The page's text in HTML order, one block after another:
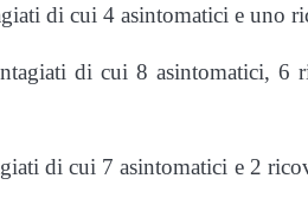
di cui 4 asintomatici e uno
di cui 8 asintomatici, 6
di cui 7 asintomatici e 2